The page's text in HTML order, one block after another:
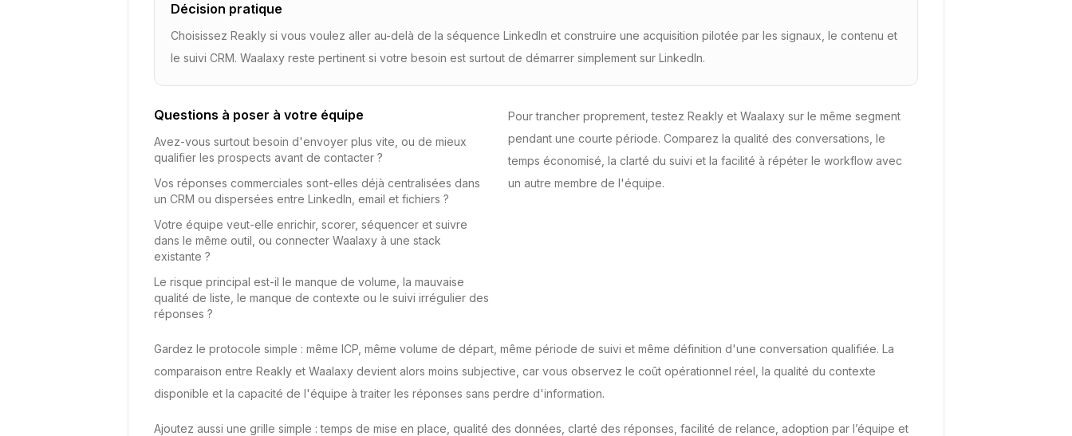
Décision pratique
Choisissez Reakly si vous voulez aller au-delà de la séquence LinkedIn et construire une acquisition pilotée par les signaux, le contenu et
le suivi CRM. Waalaxy reste pertinent si votre besoin est surtout de démarrer simplement sur LinkedIn.
Questions à poser à votre équipe
Avez-vous surtout besoin d'envoyer plus vite, ou de mieux
qualifier les prospects avant de contacter ?
Vos réponses commerciales sont-elles déjà centralisées dans
un CRM ou dispersées entre LinkedIn, email et fichiers ?
Votre équipe veut-elle enrichir, scorer, séquencer et suivre
dans le même outil, ou connecter Waalaxy à une stack
existante ?
Le risque principal est-il le manque de volume, la mauvaise
qualité de liste, le manque de contexte ou le suivi irrégulier des
réponses ?
Pour trancher proprement, testez Reakly et Waalaxy sur le même segment
pendant une courte période. Comparez la qualité des conversations, le
temps économisé, la clarté du suivi et la facilité à répéter le workflow avec
un autre membre de l'équipe.
Gardez le protocole simple : même ICP, même volume de départ, même période de suivi et même définition d'une conversation qualifiée. La
comparaison entre Reakly et Waalaxy devient alors moins subjective, car vous observez le coût opérationnel réel, la qualité du contexte
disponible et la capacité de l'équipe à traiter les réponses sans perdre d'information.
Ajoutez aussi une grille simple : temps de mise en place, qualité des données, clarté des réponses, facilité de relance, adoption par l’équipe et